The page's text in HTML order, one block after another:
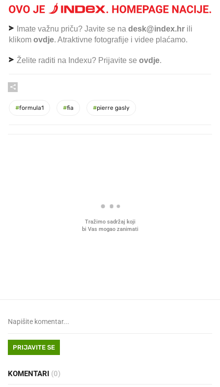
Imate važnu priču? Javite se na desk@index.hr ili
klikom ovdje. Atraktivne fotografije i videe plaćamo.
Želite raditi na Indexu? Prijavite se ovdje.
#formula1 #fia #pierre gasly
PRIJAVITE SE
KOMENTARI (0)